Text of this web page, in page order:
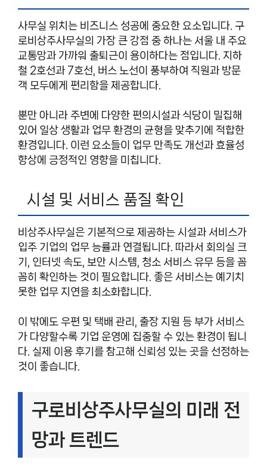
사무실 위치는 비즈니스 성공에 중요한 요소입니다. 구
로비상주사무실의 가장 큰 강점 중 하나는 서울 내 주요
교통망과 가까워 출퇴근이 용이하다는 점입니다. 지하
철 2호선과 7호선, 버스 노선이 풍부하여 직원과 방문
객 모두에게 편리함을 제공합니다.
뿐만 아니라 주변에 다양한 편의시설과 식당이 밀집해
있어 일상 생활과 업무 환경의 균형을 맞추기에 적합한
환경입니다. 이런 요소들이 업무 만족도 개선과 효율성
향상에 긍정적인 영향을 미칩니다.
시설 및 서비스 품질 확인
비상주사무실은 기본적으로 제공하는 시설과 서비스가
입주 기업의 업무 능률과 연결됩니다. 따라서 회의실 크
기, 인터넷 속도, 보안 시스템, 청소 서비스 유무 등을 꼼
꼼히 확인하는 것이 필요합니다. 좋은 서비스는 예기치
못한 업무 지연을 최소화합니다.
이 밖에도 우편 및 택배 관리, 출장 지원 등 부가 서비스
가 다양할수록 기업 운영에 집중할 수 있는 환경이 됩니
다. 실제 이용 후기를 참고해 신뢰성 있는 곳을 선정하는
것이 좋습니다.
구로비상주사무실의 미래 전
망과 트렌드